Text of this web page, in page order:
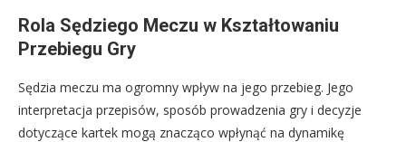
Rola Sędziego Meczu w Kształtowaniu
Przebiegu Gry
Sędzia meczu ma ogromny wpływ na jego przebieg. Jego
interpretacja przepisów, sposób prowadzenia gry i decyzje
dotyczące kartek mogą znacząco wpłynąć na dynamikę